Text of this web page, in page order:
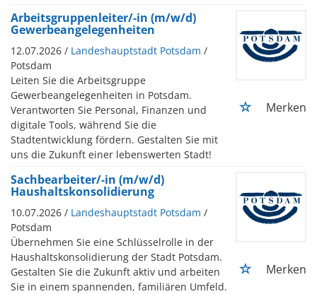
Arbeitsgruppenleiter/-in (m/w/d)
Gewerbeangelegenheiten
12.07.2026 / Landeshauptstadt Potsdam /
Potsdam
Leiten Sie die Arbeitsgruppe
Gewerbeangelegenheiten in Potsdam.
Verantworten Sie Personal, Finanzen und
digitale Tools, während Sie die
Stadtentwicklung fördern. Gestalten Sie mit
uns die Zukunft einer lebenswerten Stadt!
Merken
Sachbearbeiter/-in (m/w/d)
Haushaltskonsolidierung
10.07.2026 / Landeshauptstadt Potsdam /
Potsdam
Übernehmen Sie eine Schlüsselrolle in der
Haushaltskonsolidierung der Stadt Potsdam.
Gestalten Sie die Zukunft aktiv und arbeiten
Sie in einem spannenden, familiären Umfeld.
Merken